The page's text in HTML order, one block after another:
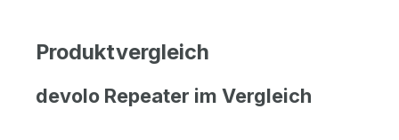
Produktvergleich
devolo Repeater im Vergleich